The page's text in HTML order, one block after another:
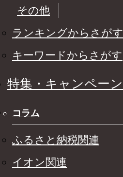
その他
ランキングからさがす
キーワードからさがす
特集・キャンペーン
コラム
ふるさと納税関連
イオン関連